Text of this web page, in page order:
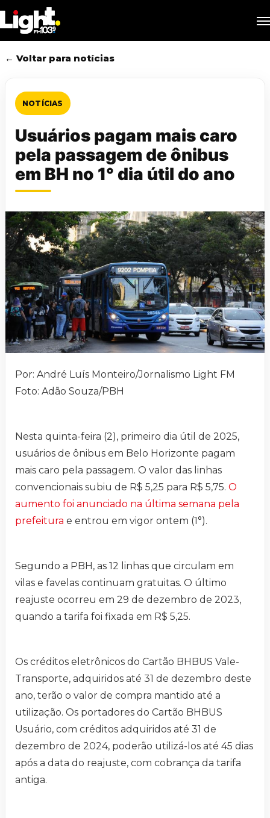
to
main
content
← Voltar para notícias
NOTÍCIAS
Usuários pagam mais caro
pela passagem de ônibus
em BH no 1° dia útil do ano
Por: André Luís Monteiro/Jornalismo Light FM
Foto: Adão Souza/PBH
Nesta quinta-feira (2), primeiro dia útil de 2025,
usuários de ônibus em Belo Horizonte pagam
mais caro pela passagem. O valor das linhas
convencionais subiu de R$ 5,25 para R$ 5,75. O
aumento foi anunciado na última semana pela
prefeitura e entrou em vigor ontem (1°).
Segundo a PBH, as 12 linhas que circulam em
vilas e favelas continuam gratuitas. O último
reajuste ocorreu em 29 de dezembro de 2023,
quando a tarifa foi fixada em R$ 5,25.
Os créditos eletrônicos do Cartão BHBUS Vale-
Transporte, adquiridos até 31 de dezembro deste
ano, terão o valor de compra mantido até a
utilização. Os portadores do Cartão BHBUS
Usuário, com créditos adquiridos até 31 de
dezembro de 2024, poderão utilizá-los até 45 dias
após a data do reajuste, com cobrança da tarifa
antiga.